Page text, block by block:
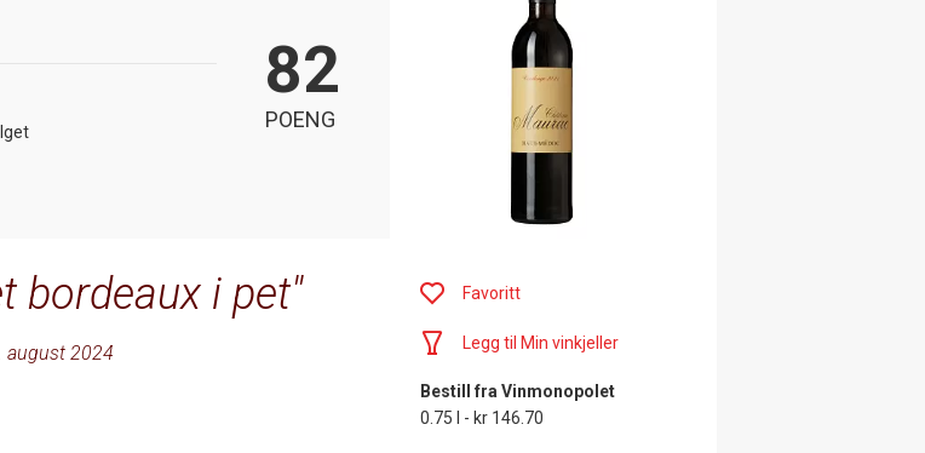
82
POENG
bordeaux i pet
august 2024
Favoritt
Legg til Min vinkjeller
Bestill fra Vinmonopolet
0.75 l - kr 146.70